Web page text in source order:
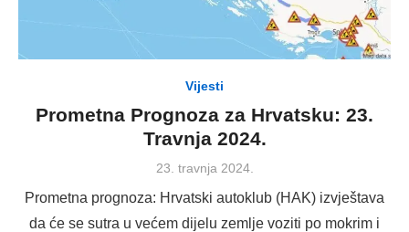
Vijesti
Prometna Prognoza za Hrvatsku: 23.
Travnja 2024.
Posted
23. travnja 2024.
Prometna prognoza: Hrvatski autoklub (HAK) izvještava
da će se sutra u većem dijelu zemlje voziti po mokrim i